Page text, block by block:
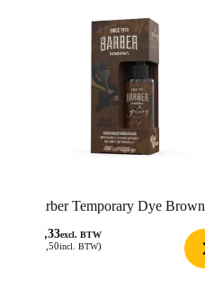
Barber Temporary Dye Brown
10,33excl. BTW
12,50incl. BTW)